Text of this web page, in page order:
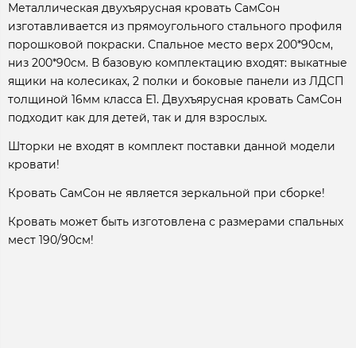
Металлическая двухъярусная кровать СамСон
изготавливается из прямоугольного стального профиля
порошковой покраски. Спальное место верх 200*90см,
низ 200*90см. В базовую комплектацию входят: выкатные
ящики на колесиках, 2 полки и боковые панели из ЛДСП
толщиной 16мм класса Е1. Двухъярусная кровать СамСон
подходит как для детей, так и для взрослых.
Шторки не входят в комплект поставки данной модели
кровати!
Кровать СамСон не является зеркальной при сборке!
Кровать может быть изготовлена с размерами спальных
мест 190/90см!